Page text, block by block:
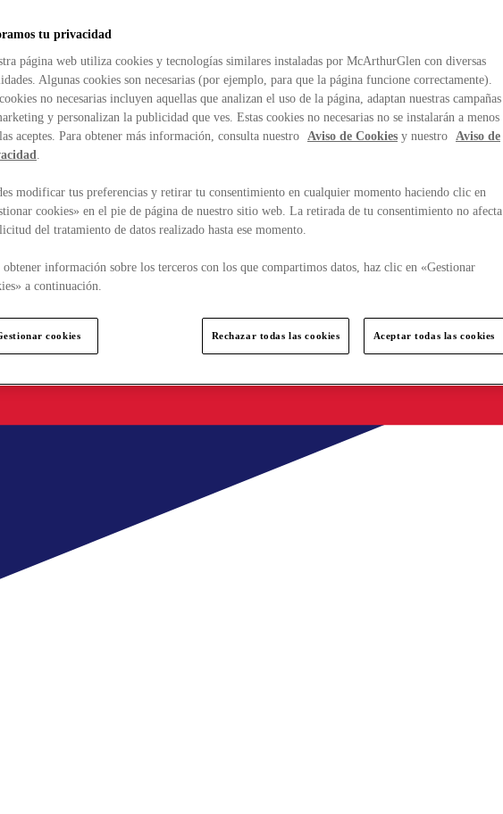
tu privacidad
página web utiliza cookies y tecnologías similares instaladas por McArthurGlen con diversas
Algunas cookies son necesarias (por ejemplo, para que la página funcione correctamente).
no necesarias incluyen aquellas que analizan el uso de la página, adaptan nuestras campañas
y personalizan la publicidad que ves. Estas cookies no necesarias no se instalarán a menos
aceptes. Para obtener más información, consulta nuestro Aviso de Cookies y nuestro Aviso de
.
modificar tus preferencias y retirar tu consentimiento en cualquier momento haciendo clic en
cookies» en el pie de página de nuestro sitio web. La retirada de tu consentimiento no afecta
del tratamiento de datos realizado hasta ese momento.
obtener información sobre los terceros con los que compartimos datos, haz clic en «Gestionar
a continuación.
cookies Rechazar todas las cookies Aceptar todas las cookies